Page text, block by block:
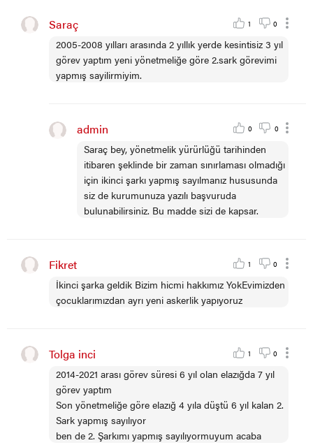
Saraç 1 0
2005-2008 yılları arasında 2 yıllık yerde kesintisiz 3 yıl
görev yaptım yeni yönetmeliğe göre 2.sark görevimi
yapmış sayilirmiyim.
admin 0 0
Saraç bey, yönetmelik yürürlüğü tarihinden
itibaren şeklinde bir zaman sınırlaması olmadığı
için ikinci şarkı yapmış sayılmanız hususunda
siz de kurumunuza yazılı başvuruda
bulunabilirsiniz. Bu madde sizi de kapsar.
Fikret 1 0
İkinci şarka geldik Bizim hicmi hakkımız YokEvimizden
çocuklarımızdan ayrı yeni askerlik yapıyoruz
Tolga inci 1 0
2014-2021 arası görev süresi 6 yıl olan elazığda 7 yıl
görev yaptım
Son yönetmeliğe göre elazığ 4 yıla düştü 6 yıl kalan 2.
Sark yapmış sayılıyor
ben de 2. Şarkımı yapmış sayılıyormuyum acaba